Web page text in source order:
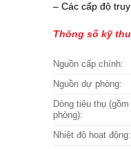
– Các cấp độ
Thông số kỹ
Nguồn cấp chính:
Nguồn dự phòng:
Dòng tiêu thụ
phòng):
Nhiệt độ hoạt động: